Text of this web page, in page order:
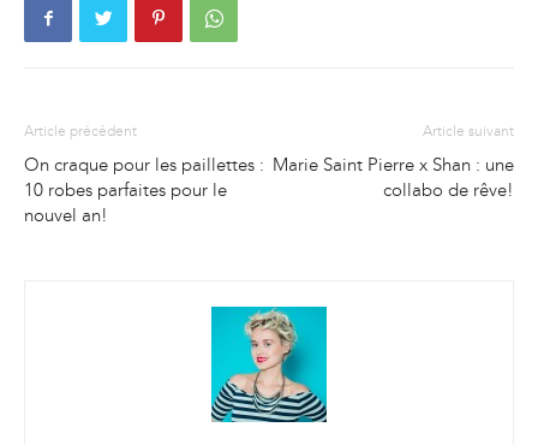
Article précédent
On craque pour les paillettes :
10 robes parfaites pour le
nouvel an!
Article suivant
Marie Saint Pierre x Shan : une
collabo de rêve!